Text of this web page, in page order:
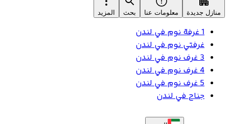
منازل جديدة معلومات عنا بحث المزيد
1 غرفة نوم في لندن
غرفتي نوم في لندن
3 غرف نوم في لندن
4 غرف نوم في لندن
5 غرف نوم في لندن
جناح في لندن